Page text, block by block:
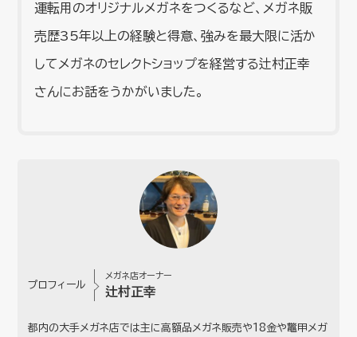
運転用のオリジナルメガネをつくるなど、メガネ販
売歴35年以上の経験と得意、強みを最大限に活か
してメガネのセレクトショップを経営する辻村正幸
さんにお話をうかがいました。
プロフィール
メガネ店オーナー
辻村正幸
都内の大手メガネ店では主に高額品メガネ販売や18金や鼈甲メガ